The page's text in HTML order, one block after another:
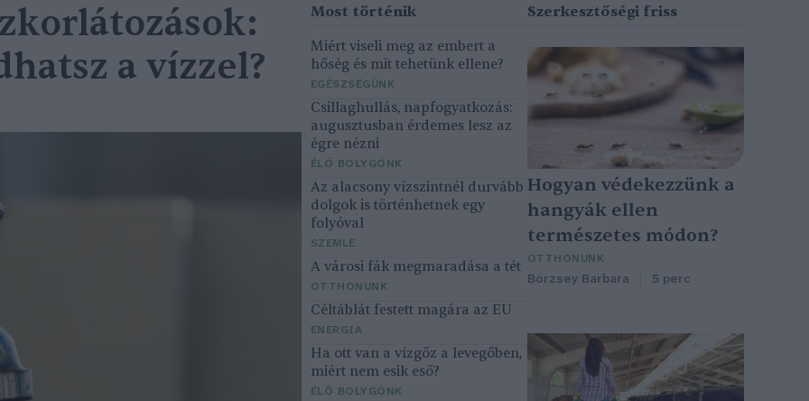
a vízzel?
Miért viseli meg az embert a
hőség és mit tehetünk ellene?
EGÉSZSÉGÜNK
Csillaghullás, napfogyatkozás:
augusztusban érdemes lesz az
égre nézni
ÉLŐ BOLYGÓNK
Az alacsony vízszintnél durvább
dolgok is történhetnek egy
folyóval
SZEMLE
A városi fák megmaradása a tét
OTTHONUNK
Céltáblát festett magára az EU
ENERGIA
Ha ott van a vízgőz a levegőben,
miért nem esik eső?
ÉLŐ BOLYGÓNK
Hogyan védekezzünk a
hangyák ellen
természetes módon?
OTTHONUNK
Börzsey Barbara 5 perc